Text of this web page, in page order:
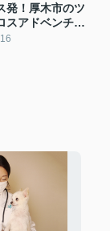
発！厚木市のツ
スアドベンチャ
切り遊ぶ！